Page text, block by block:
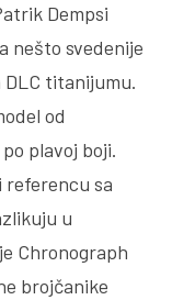
Dempsi
nešto svedenije
titanijumu.
od
plavoj boji.
referencu sa
u
Chronograph
brojčanike